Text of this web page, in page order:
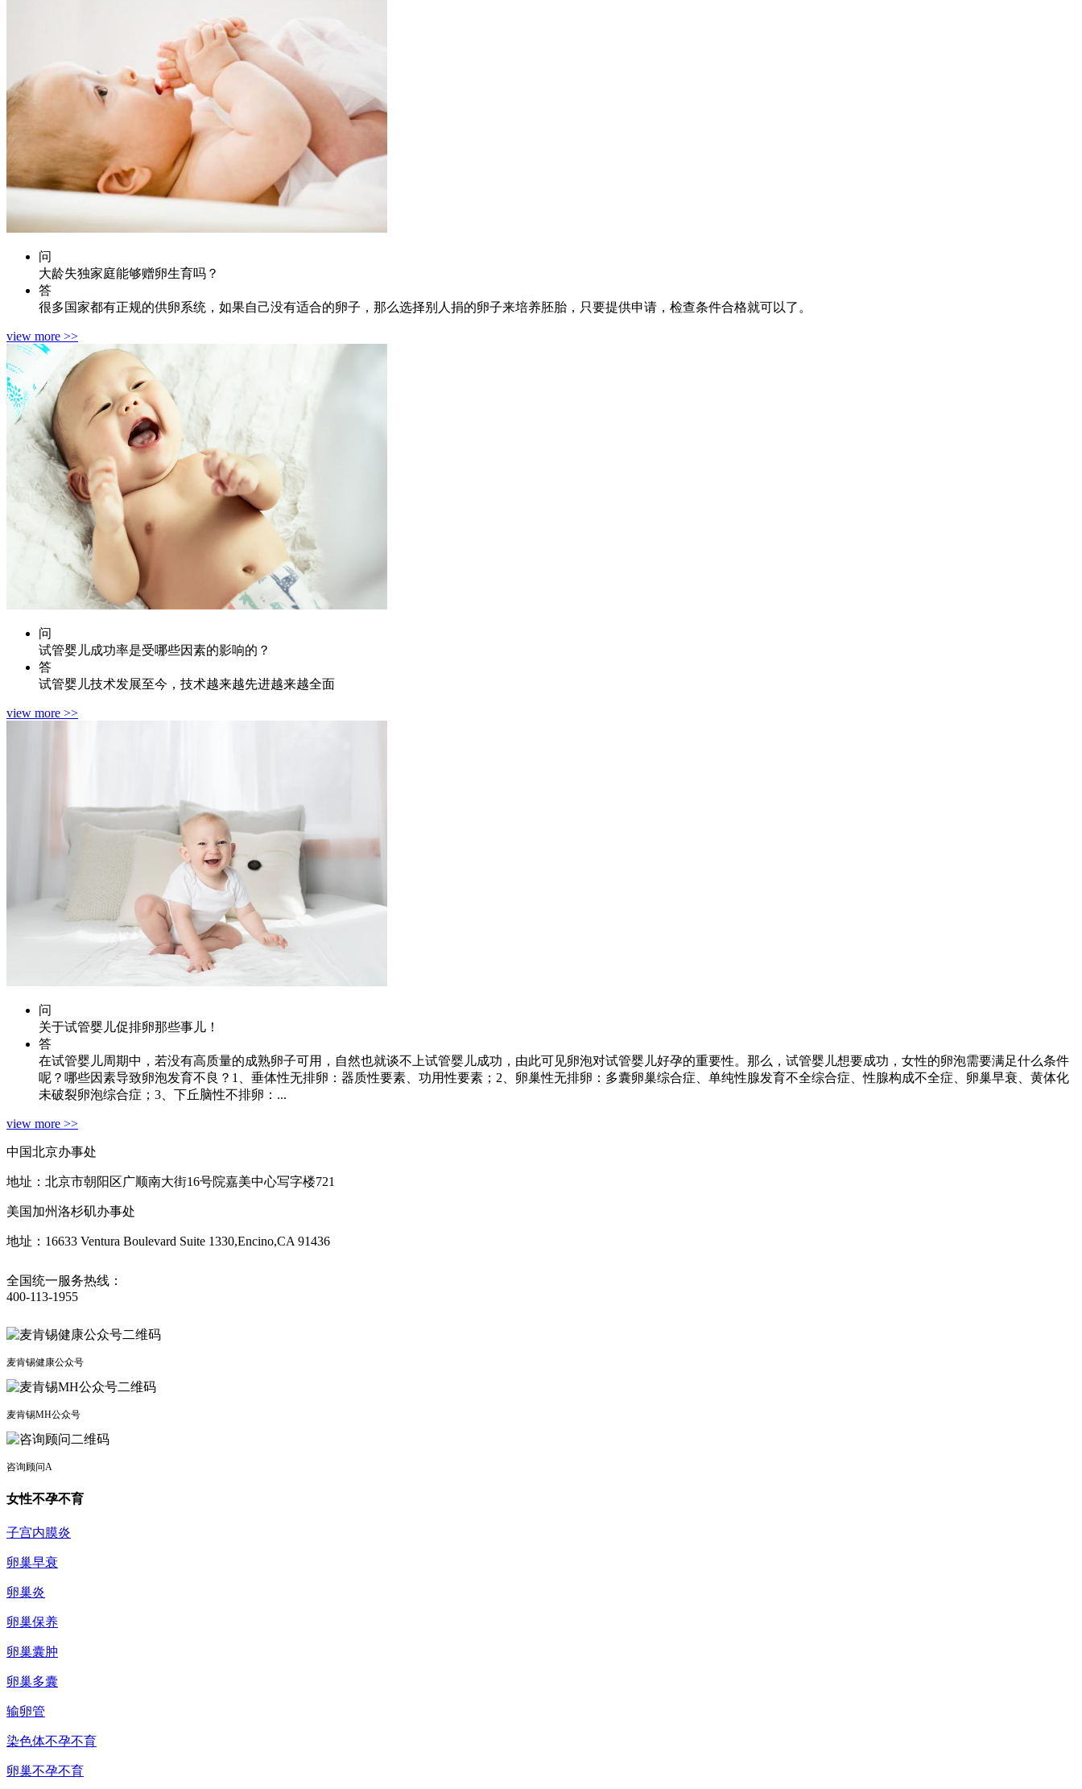
问
大龄失独家庭能够赠卵生育吗？
答
很多国家都有正规的供卵系统，如果自己没有适合的卵子，那么选择别人捐的卵子来培养胚胎，只要提供申请，检查条件合格就可以了。
view more >>
问
试管婴儿成功率是受哪些因素的影响的？
答
试管婴儿技术发展至今，技术越来越先进越来越全面
view more >>
问
关于试管婴儿促排卵那些事儿！
答
在试管婴儿周期中，若没有高质量的成熟卵子可用，自然也就谈不上试管婴儿成功，由此可见卵泡对试管婴儿好孕的重要性。那么，试管婴儿想要成功，女性的卵泡需要满足什么条件
呢？哪些因素导致卵泡发育不良？1、垂体性无排卵：器质性要素、功用性要素；2、卵巢性无排卵：多囊卵巢综合症、单纯性腺发育不全综合症、性腺构成不全症、卵巢早衰、黄体化
未破裂卵泡综合症；3、下丘脑性不排卵：...
view more >>
中国北京办事处
地址：北京市朝阳区广顺南大街16号院嘉美中心写字楼721
美国加州洛杉矶办事处
地址：16633 Ventura Boulevard Suite 1330,Encino,CA 91436
全国统一服务热线：
400-113-1955
麦肯锡健康公众号
麦肯锡MH公众号
咨询顾问A
女性不孕不育
子宫内膜炎
卵巢早衰
卵巢炎
卵巢保养
卵巢囊肿
卵巢多囊
输卵管
染色体不孕不育
卵巢不孕不育